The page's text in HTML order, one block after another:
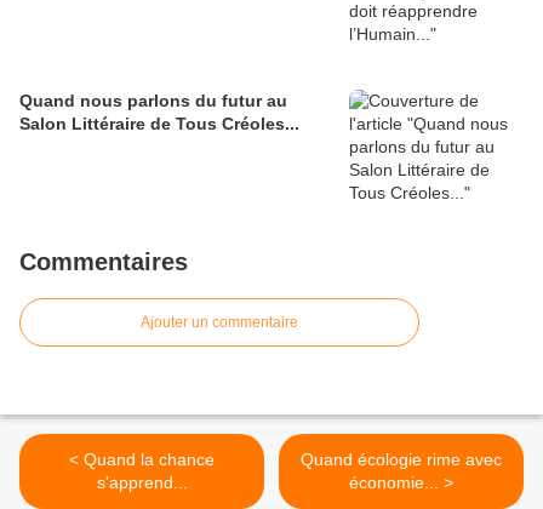
Quand nous parlons du futur au
Salon Littéraire de Tous Créoles...
Commentaires
Ajouter un commentaire
< Quand la chance
s'apprend...
Quand écologie rime avec
économie... >